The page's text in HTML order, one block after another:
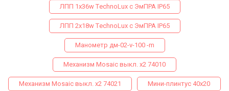
ЛПП 1х36w ТechnoLux с ЭмПРА IP65
ЛПП 2х18w ТechnoLux с ЭмПРА IP65
Манометр дм-02-v-100 -m
Механизм Mosaic выкл. х2 74010
Механизм Mosaic выкл. х2 74021 Мини-плинтус 40х20